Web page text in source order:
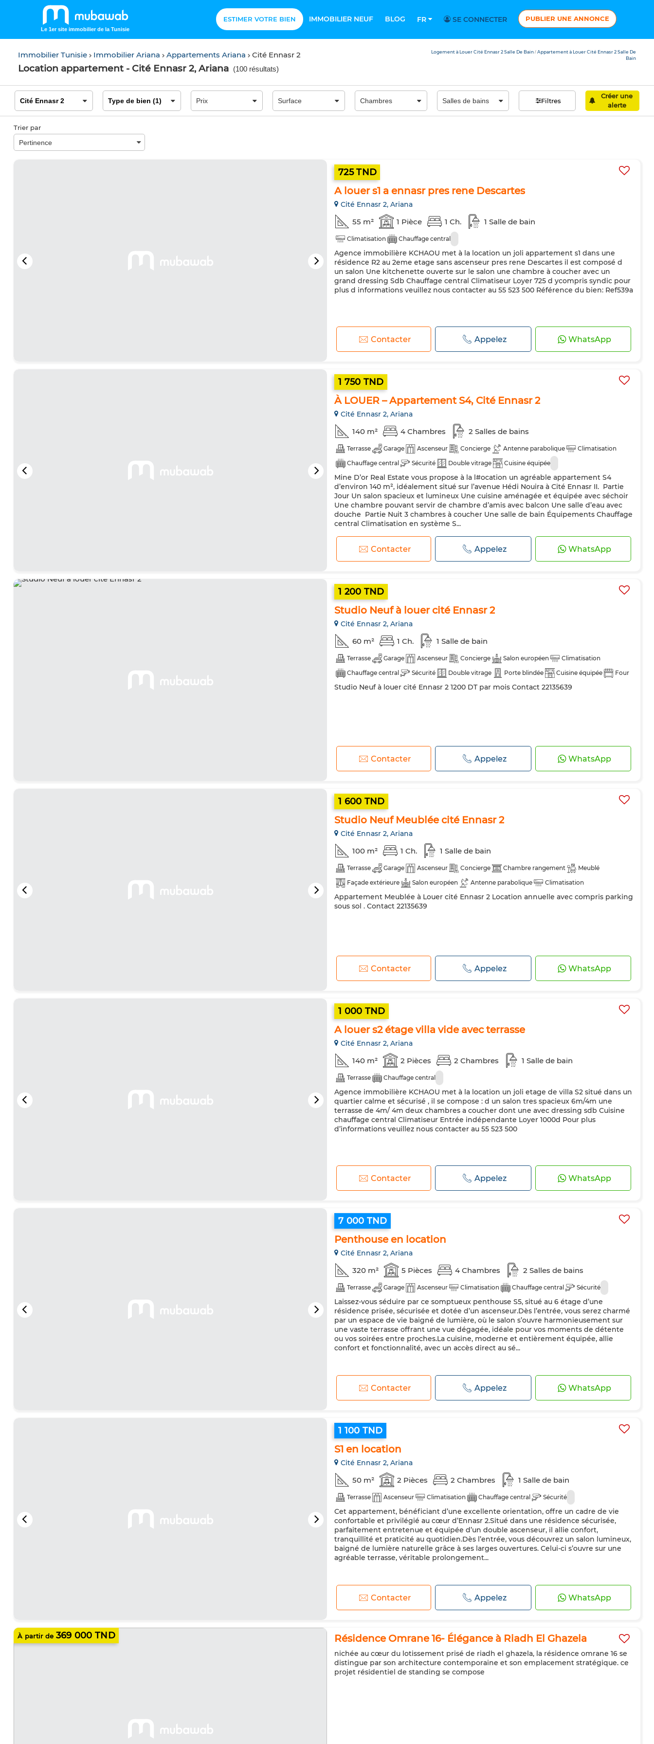
Le 1er site immobilier de la Tunisie
ESTIMER VOTRE BIEN IMMOBILIER NEUF BLOG FR SE CONNECTER PUBLIER UNE ANNONCE
Immobilier Tunisie Immobilier Ariana Appartements Ariana Cité Ennasr 2
Location appartement - Cité Ennasr 2, Ariana (100 résultats)
Logement à Louer Cité Ennasr 2 Salle De Bain / Appartement à Louer Cité Ennasr 2 Salle De
Bain
Filtres
Créer une
alerte
Trier par
725 TND
A louer s1 a ennasr pres rene Descartes
Cité Ennasr 2, Ariana
55 m² 1 Pièce 1 Ch. 1 Salle de bain
Climatisation Chauffage central
Agence immobilière KCHAOU met à la location un joli appartement s1 dans une
résidence R2 au 2eme etage sans ascenseur pres rene Descartes il est composé d
un salon Une kitchenette ouverte sur le salon une chambre à coucher avec un
grand dressing Sdb Chauffage central Climatiseur Loyer 725 d ycompris syndic pour
plus d informations veuillez nous contacter au 55 523 500 Référence du bien: Ref539a
Contacter Appelez WhatsApp
1 750 TND
À LOUER – Appartement S4, Cité Ennasr 2
Cité Ennasr 2, Ariana
140 m² 4 Chambres 2 Salles de bains
Terrasse Garage Ascenseur Concierge Antenne parabolique
Climatisation
Chauffage central
Sécurité Double vitrage Cuisine équipée
Mine D’or Real Estate vous propose à la l#ocation un agréable appartement S4
d’environ 140 m², idéalement situé sur l’avenue Hédi Nouira à Cité Ennasr II. ️ Partie
Jour Un salon spacieux et lumineux Une cuisine aménagée et équipée avec séchoir
Une chambre pouvant servir de chambre d’amis avec balcon Une salle d’eau avec
douche ️ Partie Nuit 3 chambres à coucher Une salle de bain Équipements Chauffage
central Climatisation en système S...
Contacter Appelez WhatsApp
1 200 TND
Studio Neuf à louer cité Ennasr 2
Cité Ennasr 2, Ariana
60 m² 1 Ch. 1 Salle de bain
Terrasse Garage Ascenseur Concierge Salon européen
Climatisation
Chauffage central
Sécurité Double vitrage Porte blindée Cuisine équipée Four
Studio Neuf à louer cité Ennasr 2 1200 DT par mois Contact 22135639
Contacter Appelez WhatsApp
1 600 TND
Studio Neuf Meublée cité Ennasr 2
Cité Ennasr 2, Ariana
100 m² 1 Ch. 1 Salle de bain
Terrasse Garage Ascenseur Concierge Chambre rangement
Meublé
Façade extérieure
Salon européen Antenne parabolique
Climatisation
Chauffage central
Sécurité Double vitrage Porte blindée
Cuisine équipée
Appartement Meublée à Louer cité Ennasr 2 Location annuelle avec compris parking
sous sol . Contact 22135639
Contacter Appelez WhatsApp
1 000 TND
A louer s2 étage villa vide avec terrasse
Cité Ennasr 2, Ariana
140 m² 2 Pièces 2 Chambres 1 Salle de bain
Terrasse Chauffage central
Agence immobilière KCHAOU met à la location un joli etage de villa S2 situé dans un
quartier calme et sécurisé , il se compose : d un salon tres spacieux 6m/4m une
terrasse de 4m/ 4m deux chambres a coucher dont une avec dressing sdb Cuisine
chauffage central Climatiseur Entrée indépendante Loyer 1000d Pour plus
d’informations veuillez nous contacter au 55 523 500
Contacter Appelez WhatsApp
7 000 TND
Penthouse en location
Cité Ennasr 2, Ariana
320 m² 5 Pièces 4 Chambres 2 Salles de bains
Terrasse Garage Ascenseur Climatisation Chauffage central Sécurité
Laissez-vous séduire par ce somptueux penthouse S5, situé au 6 étage d’une
résidence prisée, sécurisée et dotée d’un ascenseur.Dès l’entrée, vous serez charmé
par un espace de vie baigné de lumière, où le salon s’ouvre harmonieusement sur
une vaste terrasse offrant une vue dégagée, idéale pour vos moments de détente
ou vos soirées entre proches.La cuisine, moderne et entièrement équipée, allie
confort et fonctionnalité, avec un accès direct au sé...
Contacter Appelez WhatsApp
1 100 TND
S1 en location
Cité Ennasr 2, Ariana
50 m² 2 Pièces 2 Chambres 1 Salle de bain
Terrasse Ascenseur Climatisation Chauffage central Sécurité
Cet appartement, bénéficiant d’une excellente orientation, offre un cadre de vie
confortable et privilégié au cœur d’Ennasr 2.Situé dans une résidence sécurisée,
parfaitement entretenue et équipée d’un double ascenseur, il allie confort,
tranquillité et praticité au quotidien.Dès l’entrée, vous découvrez un salon lumineux,
baigné de lumière naturelle grâce à ses larges ouvertures. Celui-ci s’ouvre sur une
agréable terrasse, véritable prolongement...
Contacter Appelez WhatsApp
À partir de 369 000 TND Résidence Omrane 16- Élégance à Riadh El Ghazela
nichée au cœur du lotissement prisé de riadh el ghazela, la résidence omrane 16 se
distingue par son architecture contemporaine et son emplacement stratégique. ce
projet résidentiel de standing se compose